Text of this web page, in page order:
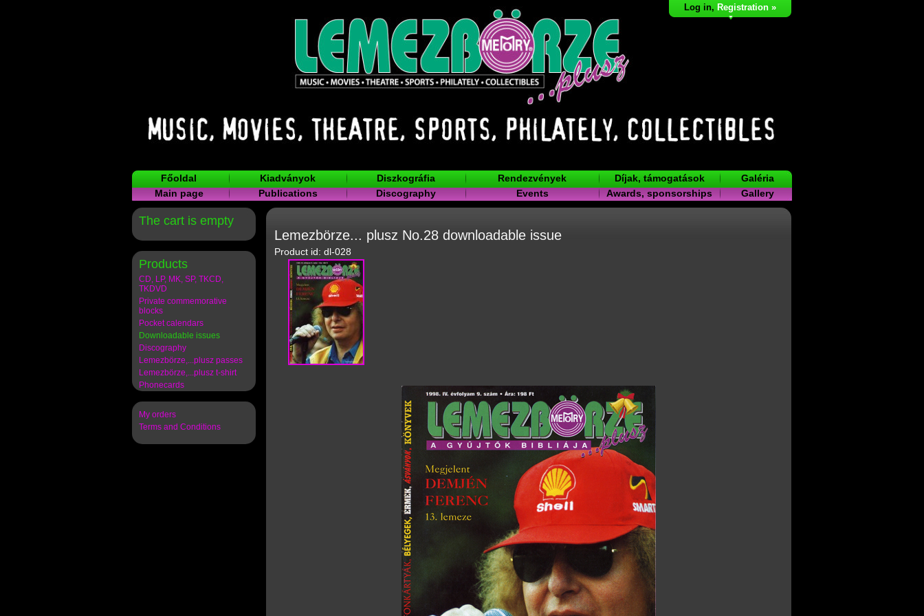
Log in, Registration »
Főoldal Kiadványok Diszkográfia Rendezvények Díjak, támogatások
Galéria
Main page
Publications Discography Events Awards, sponsorships Gallery
The cart is empty
Products
CD, LP, MK, SP, TKCD,
TKDVD
Private commemorative
blocks
Pocket calendars
Downloadable issues
Discography
Lemezbörze,...plusz passes
Lemezbörze,...plusz t-shirt
Phonecards
My orders
Terms and Conditions
Lemezbörze... plusz No.28 downloadable issue
Product id: dl-028